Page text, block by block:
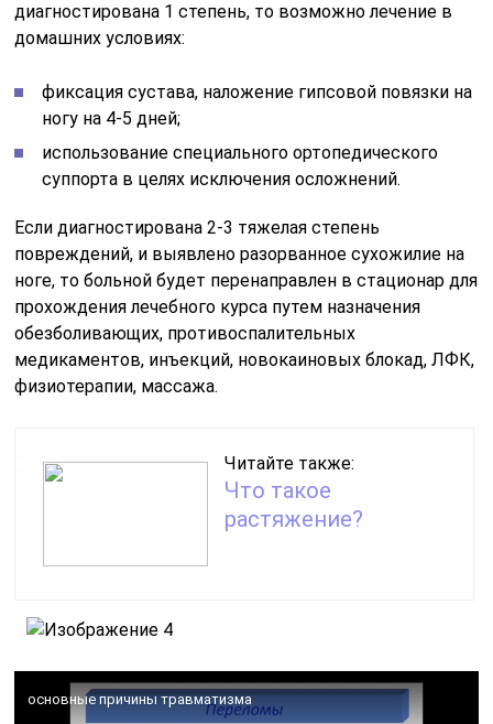
диагностирована 1 степень, то возможно лечение в
домашних условиях:
фиксация сустава, наложение гипсовой повязки на
ногу на 4-5 дней;
использование специального ортопедического
суппорта в целях исключения осложнений.
Если диагностирована 2-3 тяжелая степень
повреждений, и выявлено разорванное сухожилие на
ноге, то больной будет перенаправлен в стационар для
прохождения лечебного курса путем назначения
обезболивающих, противоспалительных
медикаментов, инъекций, новокаиновых блокад, ЛФК,
физиотерапии, массажа.
Читайте также:
Что такое
растяжение?
основные причины травматизма